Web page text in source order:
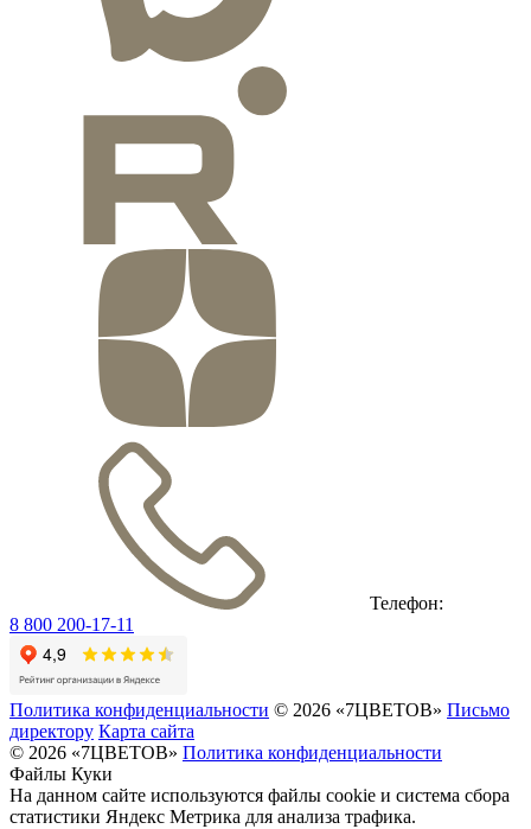
Телефон:
8 800 200-17-11
Политика конфиденциальности © 2026 «7ЦВЕТОВ» Письмо
директору Карта сайта
© 2026 «7ЦВЕТОВ» Политика конфиденциальности
Файлы Куки
На данном сайте используются файлы cookie и система сбора
статистики Яндекс Метрика для анализа трафика.